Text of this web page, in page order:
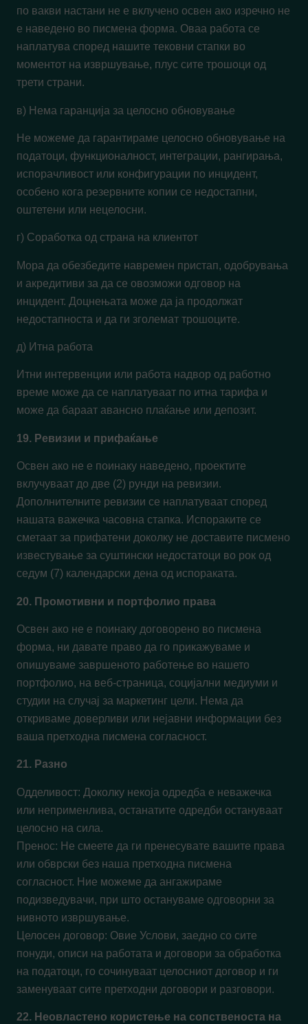
по вакви настани не е вклучено освен ако изречно не
е наведено во писмена форма. Оваа работа се
наплатува според нашите тековни стапки во
моментот на извршување, плус сите трошоци од
трети страни.
в) Нема гаранција за целосно обновување
Не можеме да гарантираме целосно обновување на
податоци, функционалност, интеграции, рангирања,
испорачливост или конфигурации по инцидент,
особено кога резервните копии се недостапни,
оштетени или нецелосни.
г) Соработка од страна на клиентот
Мора да обезбедите навремен пристап, одобрувања
и акредитиви за да се овозможи одговор на
инцидент. Доцнењата може да ја продолжат
недостапноста и да ги зголемат трошоците.
д) Итна работа
Итни интервенции или работа надвор од работно
време може да се наплатуваат по итна тарифа и
може да бараат авансно плаќање или депозит.
19. Ревизии и прифаќање
Освен ако не е поинаку наведено, проектите
вклучуваат до две (2) рунди на ревизии.
Дополнителните ревизии се наплатуваат според
нашата важечка часовна стапка. Испораките се
сметаат за прифатени доколку не доставите писмено
известување за суштински недостатоци во рок од
седум (7) календарски дена од испораката.
20. Промотивни и портфолио права
Освен ако не е поинаку договорено во писмена
форма, ни давате право да го прикажуваме и
опишуваме завршеното работење во нашето
портфолио, на веб-страница, социјални медиуми и
студии на случај за маркетинг цели. Нема да
откриваме доверливи или нејавни информации без
ваша претходна писмена согласност.
21. Разно
Одделивост: Доколку некоја одредба е неважечка
или неприменлива, останатите одредби остануваат
целосно на сила.
Пренос: Не смеете да ги пренесувате вашите права
или обврски без наша претходна писмена
согласност. Ние можеме да ангажираме
подизведувачи, при што остануваме одговорни за
нивното извршување.
Целосен договор: Овие Услови, заедно со сите
понуди, описи на работата и договори за обработка
на податоци, го сочинуваат целосниот договор и ги
заменуваат сите претходни договори и разговори.
22. Неовластено користење на сопственоста на